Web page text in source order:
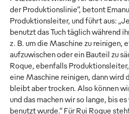
der Produktionslinie“, betont
Produktionsleiter, und führt aus:
benutzt das Tuch täglich während
z. B. um die Maschine zu reinigen,
aufzuwischen oder ein Bauteil zu
Roque, ebenfalls
eine Maschine reinigen, dann wird
bleibt aber trocken. Also können
und das machen wir so lange, bis
benutzt wurde.“ Für Rui Roque